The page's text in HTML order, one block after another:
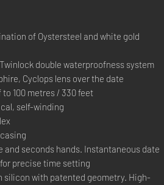
of Oystersteel and white gold
double waterproofness system
Cyclops lens over the date
to 100 metres / 330 feet
self-winding
and seconds hands. Instantaneous date
precise time setting
silicon with patented geometry. High-